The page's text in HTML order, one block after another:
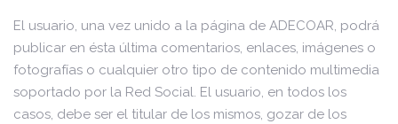
El usuario, una vez unido a la página de ADECOAR, podrá
publicar en ésta última comentarios, enlaces, imágenes o
fotografías o cualquier otro tipo de contenido multimedia
soportado por la Red Social. El usuario, en todos los
casos, debe ser el titular de los mismos, gozar de los